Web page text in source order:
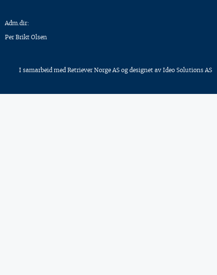
Adm.dir:
Per Brikt Olsen
I samarbeid med Retriever Norge AS og designet av Ideo Solutions AS